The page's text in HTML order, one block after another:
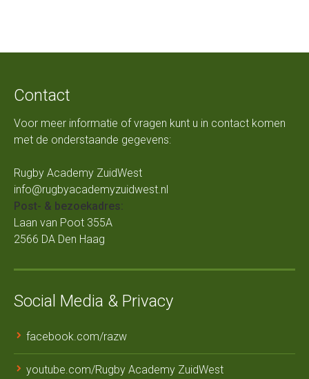
Contact
Voor meer informatie of vragen kunt u in contact komen
met de onderstaande gegevens:
Rugby Academy ZuidWest
info@rugbyacademyzuidwest.nl
Post- & bezoekadres:
Laan van Poot 355A
2566 DA Den Haag
Social Media & Privacy
facebook.com/razw
youtube.com/Rugby Academy ZuidWest